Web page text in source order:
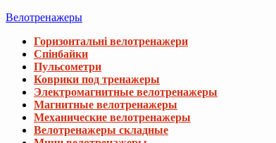
Велотренажеры
Горизонтальні велотренажери
Спінбайки
Пульсометри
Коврики под тренажеры
Электромагнитные велотренажеры
Магнитные велотренажеры
Механические велотренажеры
Велотренажеры складные